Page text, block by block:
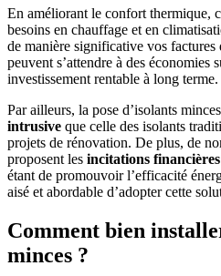
En améliorant le confort thermique,
besoins en chauffage et en
de manière significative vos factures
peuvent s’attendre à des économies
investissement rentable à long terme.
Par ailleurs, la pose d’isolants
intrusive que celle des isolants
projets de rénovation. De plus, de
proposent les incitations
étant de promouvoir l’efficacité
aisé et abordable d’adopter cette
Comment bien
minces ?